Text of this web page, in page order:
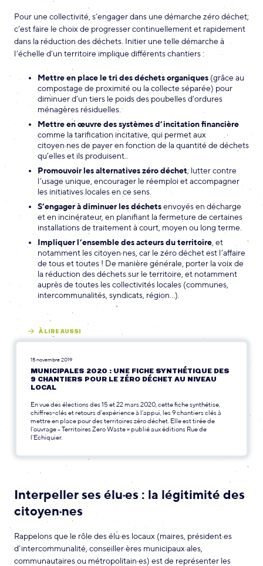
Pour une collectivité, s’engager dans une démarche zéro déchet,
c’est faire le choix de progresser continuellement et rapidement
dans la réduction des déchets. Initier une telle démarche à
l’échelle d’un territoire implique différents chantiers :
Mettre en place le tri des déchets organiques (grâce au
compostage de proximité ou la collecte séparée) pour
diminuer d’un tiers le poids des poubelles d’ordures
ménagères résiduelles.
Mettre en œuvre des systèmes d’incitation financière
comme la tarification incitative, qui permet aux
citoyen·nes de payer en fonction de la quantité de déchets
qu’elles et ils produisent.
Promouvoir les alternatives zéro déchet, lutter contre
l’usage unique, encourager le réemploi et accompagner
les initiatives locales en ce sens.
S’engager à diminuer les déchetsenvoyés en décharge
et en incinérateur, en planifiant la fermeture de certaines
installations de traitement à court, moyen ou long terme.
Impliquer l’ensemble des acteurs du territoire , et
notamment les citoyen·nes, car le zéro déchet est l’affaire
de tous et toutes ! De manière générale, porter la voix de
la réduction des déchets sur le territoire, et notamment
auprès de toutes les collectivités locales (communes,
intercommunalités, syndicats, région…).
À LIRE AUSSI
15 novembre 2019
MUNICIPALES 2020 : UNE FICHE SYNTHÉTIQUE DES
9 CHANTIERS POUR LE ZÉRO DÉCHET AU NIVEAU
LOCAL
En vue des élections des 15 et 22 mars 2020, cette fiche synthétise,
chiffres-clés et retours d’expérience à l’appui, les 9 chantiers clés à
mettre en place pour des territoires zéro déchet. Elle est tirée de
l’ouvrage « Territoires Zero Waste » publié aux éditions Rue de
l’Echiquier.
Interpeller ses élu·es : la légitimité des
citoyen·nes
Rappelons que le rôle des élu·es locaux (maires, président·es
d’intercommunalité, conseiller·ères municipaux·ales,
communautaires ou métropolitain·es) est de représenter les